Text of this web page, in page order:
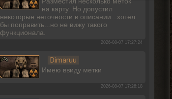
на карту. Но допустил
некоторые неточности в описании...хотел
бы поправить...но не вижу такого
функционала.
2026-08-07 17:27:24
Dimaruu
Имею ввиду метки
2026-08-07 17:26:18